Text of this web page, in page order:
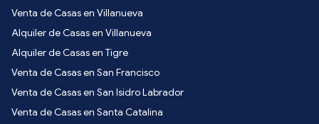
Venta de Casas en Villanueva
Alquiler de Casas en Villanueva
Alquiler de Casas en Tigre
Venta de Casas en San Francisco
Venta de Casas en San Isidro Labrador
Venta de Casas en Santa Catalina